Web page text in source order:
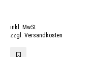
inkl. MwSt
zzgl. Versandkosten